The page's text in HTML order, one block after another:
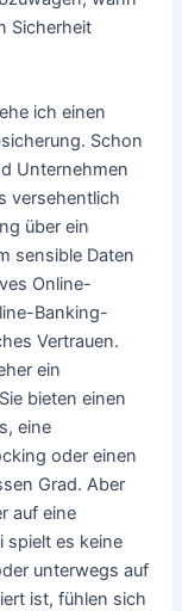
Sicherheit
ich einen
Schon
Unternehmen
versehentlich
über ein
sensible Daten
Online-
Banking-
Vertrauen.
ein
bieten einen
eine
oder einen
Grad. Aber
auf eine
spielt es keine
unterwegs auf
ist, fühlen sich